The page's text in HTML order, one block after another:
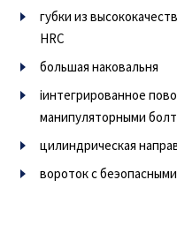
губки из
HRC
большая наковальня
iинтегрированное
манипуляторными
цилиндрическая
вороток с